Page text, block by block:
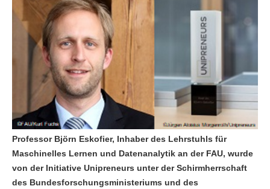
Professor Björn Eskofier, Inhaber des Lehrstuhls für
Maschinelles Lernen und Datenanalytik an der FAU, wurde
von der Initiative Unipreneurs unter der Schirmherrschaft
des Bundesforschungsministeriums und des